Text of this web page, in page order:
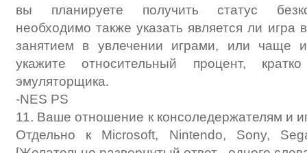
вы планируете получить статус
необходимо также указать является ли
занятием в увлечении играми, или чаще
укажите относительный процент,
эмуляторщика.
-NES PS
11. Ваше отношение к консоледержателям и
Отдельно к Microsoft, Nintendo, Sony,